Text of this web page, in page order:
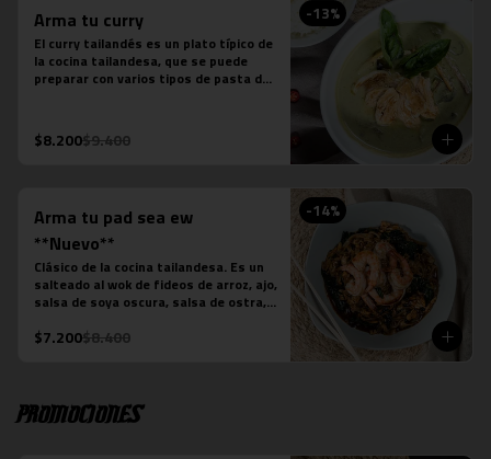
-13%
Arma tu curry
El curry tailandés es un plato típico de
la cocina tailandesa, que se puede
preparar con varios tipos de pasta de
plato levemente picante.
Estos son los ingredientes que
-Massaman: Papas, tamarindo y maní
-Panang: Maní y pimentón rojo
-Rojo: Cebolla morada, albahaca
fresca, jugo de piña y tomate
-Verde: Berenjenas, cebolla morada y
albahaca fresca
$8.200$9.400
-14%
Arma tu pad sea ew
**Nuevo**
Clásico de la cocina tailandesa. Es un
salteado al wok de fideos de arroz, ajo,
salsa de soya oscura, salsa de ostra,
elijas. Plato preparado sobre la base
$7.200$8.400
Promociones